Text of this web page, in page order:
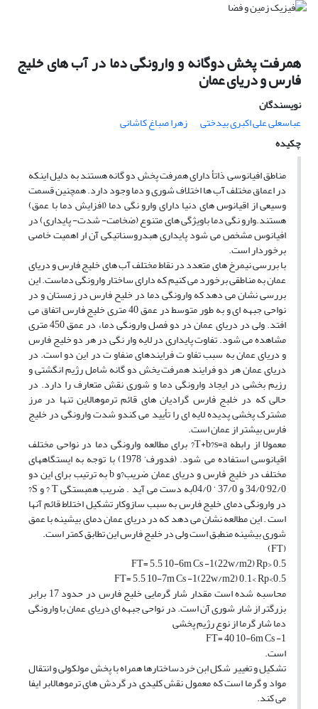
همرفت پخش دوگانه و وارونگی دما در آب های خلیج
فارس و دریای عمان
نویسندگان
عباسعلى على اکبری بیدختی
زهرا صباغ کاشانی
چکیده
مناطق افیانوسی ذاتأ دارای همرفت پخش دو گانه هستند به دلیل اینکه
در اعماق مختلف آب ها اختلاف شوری و دما وجود دارد. همچنین قسمت
وسیعی از اقیانوس های دنیا دارای وارو نگی دما (افزایش دما با عمق)
هستند.وارو نگی دما باویژگی های متنوع (ضخامت- شدت- پایداری) در
افیانوس مشخص می شود پایداری هبدروسناتیکی آن ار اهمیت خاصی
برخوردار است.
با بررسی نیمرخ های متعدد در نقاط مختلف آب های خلیج فارس و دریای
عمان به مناطقی برخورد می کنیم که دارای ساختار وارونگی دماست. این
بررسی نشان می دهد که وارونگی دما در خلیح فارس در زمستان و در
نواحی جبهه ای و به طور متوسط در عمق 40 متری خلیج فارس اتفاق می
افتد. ولی در دریای عمان در دو فصل وارونگی دما، در عمق 450 متری
مشاهده می شود. تفاوت پایداری در لایه وار نگی در هر دو خلیج فارس
و دریای عمان به سبب تفاو ت فرایندهای منفاو ت در این دو است. در
دریای عمان هر دو فرایند همرفت یخش دو گانه شامل رژیم انگشتی و
رزیم بخشی در ایجاد وارونگی دما و شوری نقش متعارف را دارد. در
حالی که در خلبج فارس گرادیان های قائم ترموهالاین تنها در مرز
مشترک پخشی پدیده لایه ای را تأیید می کندو شدت وارونگی در خلیج
فارس بیشتر از عمان است.
معمولا از رابطه T+b?s=a? برای مطالعه وارونگی دما در نواحی مختلف
اقیانوسی استفاده می شود. (فدورف‘ 1978) با توجه به ایستگاههای
مختلف در خلیج فارس و دریای عمان ضریب?و b به ترتیب برای این دو
92/0‘34/0 و 37/0 ‘ 04/0به دست می آید . ضریب همبستگی T ? و S?
در وارونگی دمای خلیج فارس به سبب سازوکار تشکیل اختلاط قائم آنها
است . این مطالعه نشان می دهد که در دریای عمان دمای بیشینه با عمق
شوری بیشینه منطبق است ولی در خلیج فارس این تطابق کمتر است.
(FT)
FT= 5.5 10-6m Cs -1(22w/m2) Rp> 0.5
FT= 5.5 10-7m Cs -1(22w/m2) 0.1< Rp<0.5
محاسبه شده است مقدار شار گرمایی خلیج فارس در حدود 17 برابر
بزرگتر از شار شوری آن است. در نواحی جبهه ای دریای عمان با وارونگی
دما شار گرما از نوع رژیم پخشی
FT= 40 10-6m Cs -1
است.
تشکیل و تغییر شکل ابن خردساختارها همراه با پخش مولکولی و انتقال
مواد و گرما است که معمول نقش کلیدی در گردش های ترموهالابر ایفا
می کند.